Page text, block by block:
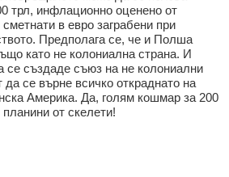
трл, инфлационно оценено от
в евро заграбени при
Предполага се, че и Полша
като не колониална страна. И
се създаде съюз на не колониални
да се върне всичко откраднато на
Америка. Да, голям кошмар за 200
от скелети!